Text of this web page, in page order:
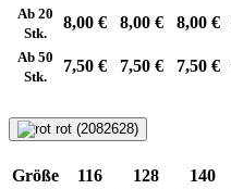
Ab 20
Stk.
8,00 € 8,00 € 8,00 €
Ab 50
Stk.
7,50 € 7,50 € 7,50 €
rot (2082628)
Größe 116 128 140